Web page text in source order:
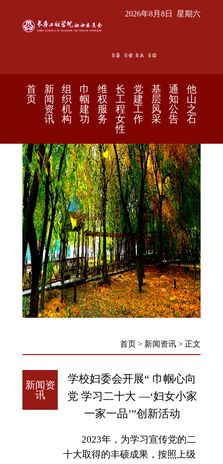
2026年8月8日 星期六
首
页
新
闻
资
讯
组
织
机
构
巾
帼
建
功
维
权
服
务
长
工
程
女
性
党
建
工
作
基
层
风
采
通
知
公
告
他
山
之
石
首页 > 新闻资讯 > 正文
新闻资
讯
学校妇委会开展“ 巾帼心向
党 学习二十大 —‘妇女小家
一家一品’”创新活动
2023年，为学习宣传党的二
十大取得的丰硕成果，按照上级